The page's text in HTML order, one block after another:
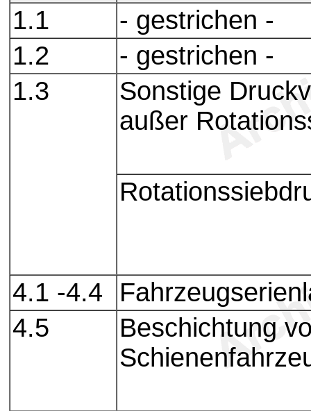
1.1
- gestrichen -
1.2
- gestrichen -
1.3
Sonstige
außer
4.1 -4.4
4.5
Beschichtung